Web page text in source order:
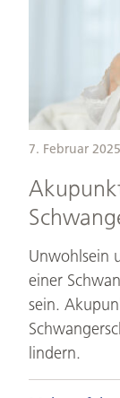
7. Februar 2025
Unwohlsein
einer
sein.
lindern.